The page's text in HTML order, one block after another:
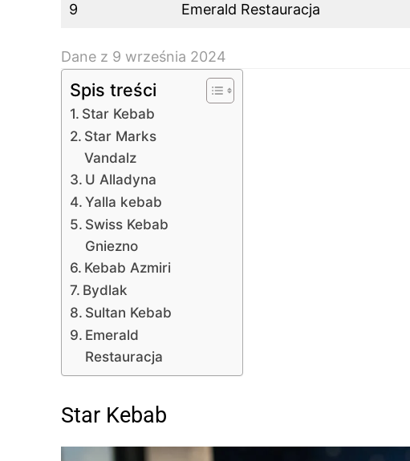
9 Emerald Restauracja
Dane z 9 września 2024
Spis treści
Star Kebab
Star Marks
Vandalz
U Alladyna
Yalla kebab
Swiss Kebab
Gniezno
Kebab Azmiri
Bydlak
Sultan Kebab
Emerald
Restauracja
Star Kebab